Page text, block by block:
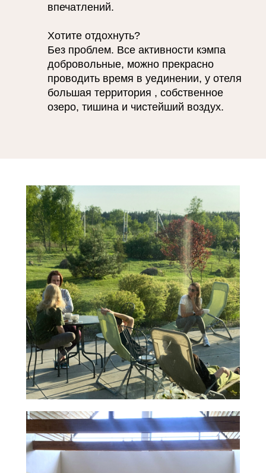
впечатлений.
Хотите отдохнуть?
Без проблем. Все активности кэмпа
добровольные, можно прекрасно
проводить время в уединении, у отеля
большая территория , собственное
озеро, тишина и чистейший воздух.